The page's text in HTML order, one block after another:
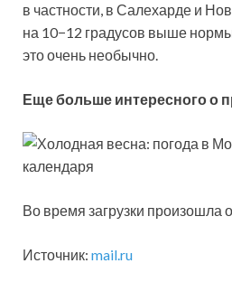
в частности, в Салехарде и
на 10−12 градусов выше
это очень необычно.
Еще больше интересного о
Во время загрузки произошла
Источник: mail.ru